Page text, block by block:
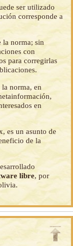
ser utilizado
corresponde a
norma; sin
con
para corregirlas
norma, en
en
es un asunto de
de la
libre, por